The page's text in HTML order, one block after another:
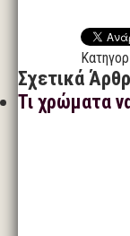
Σχετικά
Τι χρώματα